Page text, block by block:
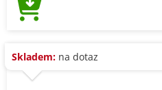
Skladem: na dotaz